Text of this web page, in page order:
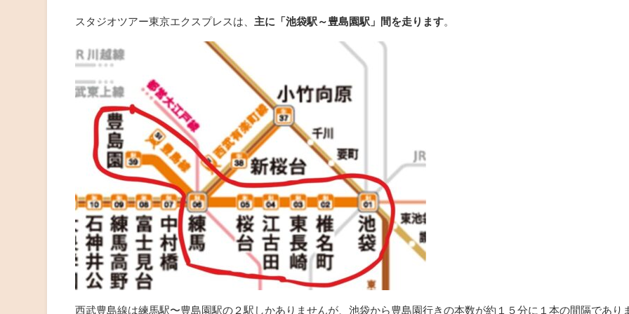
スタジオツアー東京エクスプレスは、 主に「池袋駅～豊島園駅」間を走ります。
西武豊島線は練馬駅〜豊島園駅の２駅しかありませんが、池袋から豊島園行きの本数が約１５分に１本の間隔であり